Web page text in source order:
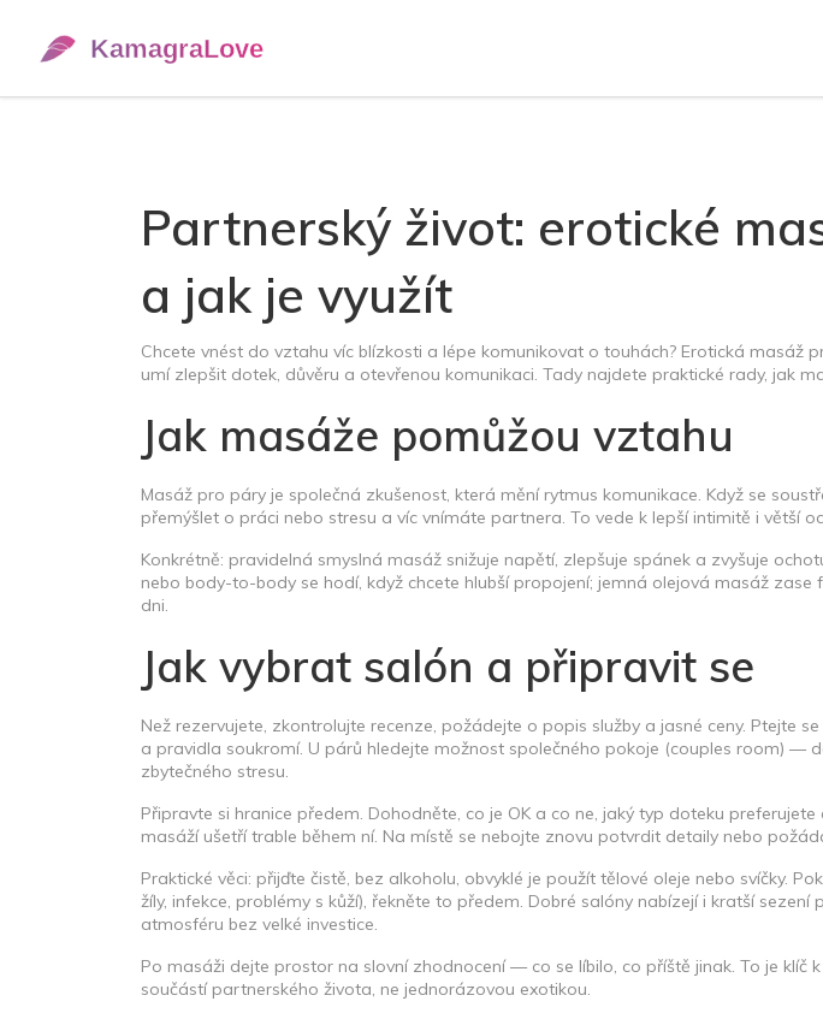
Partnerský život: erotické
a jak je využít
Chcete vnést do vztahu víc blízkosti a lépe komunikovat o touhách? Erotická masáž
umí zlepšit dotek, důvěru a otevřenou komunikaci. Tady najdete praktické rady, jak
Jak masáže pomůžou vztahu
Masáž pro páry je společná zkušenost, která mění rytmus komunikace. Když se
přemýšlet o práci nebo stresu a víc vnímáte partnera. To vede k lepší intimitě i větší
Konkrétně: pravidelná smyslná masáž snižuje napětí, zlepšuje spánek a zvyšuje
nebo body-to-body se hodí, když chcete hlubší propojení; jemná olejová masáž zase
dni.
Jak vybrat salón a připravit se
Než rezervujete, zkontrolujte recenze, požádejte o popis služby a jasné ceny. Ptejte
a pravidla soukromí. U párů hledejte možnost společného pokoje (couples room) —
zbytečného stresu.
Připravte si hranice předem. Dohodněte, co je OK a co ne, jaký typ doteku
masáží ušetří trable během ní. Na místě se nebojte znovu potvrdit detaily nebo
Praktické věci: přijďte čistě, bez alkoholu, obvyklé je použít tělové oleje nebo svíčky.
žíly, infekce, problémy s kůží), řekněte to předem. Dobré salóny nabízejí i kratší sezení
atmosféru bez velké investice.
Po masáži dejte prostor na slovní zhodnocení — co se líbilo, co příště jinak. To je klíč
součástí partnerského života, ne jednorázovou exotikou.